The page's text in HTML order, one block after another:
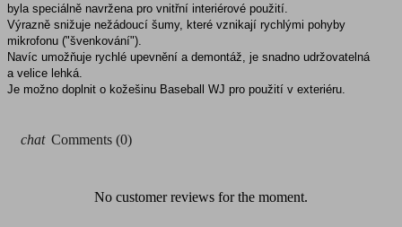
byla speciálně navržena pro vnitřní interiérové použití.
Výrazně snižuje nežádoucí šumy, které vznikají rychlými pohyby
mikrofonu ("švenkování").
Navíc umožňuje rychlé upevnění a demontáž, je snadno udržovatelná
a velice lehká.
Je možno doplnit o kožešinu Baseball WJ pro použití v exteriéru.
chat Comments (0)
No customer reviews for the moment.